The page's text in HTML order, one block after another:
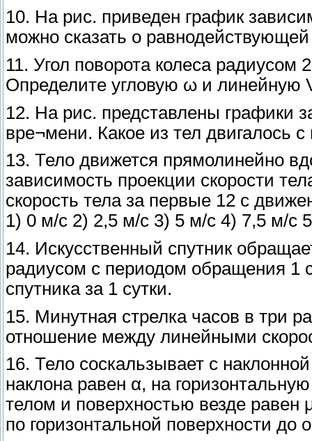
10. На рис. приведен график
можно сказать о
11. Угол поворота колеса радиусом
Определите угловую ω и линейную
12. На рис. представлены графики
вре¬мени. Какое из тел двигалось
13. Тело движется прямолинейно
зависимость проекции скорости
скорость тела за первые 12 с
1) 0 м/с 2) 2,5 м/с 3) 5 м/с 4) 7,5 м/с
14. Искусственный спутник
радиусом с периодом обращения 1
спутника за 1 сутки.
15. Минутная стрелка часов в три
отношение между линейными
16. Тело соскальзывает с
наклона равен α, на
телом и поверхностью везде равен
по горизонтальной поверхности до